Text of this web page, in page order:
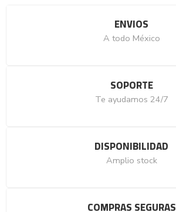
ENVIOS
A todo México
SOPORTE
Te ayudamos 24/7
DISPONIBILIDAD
Amplio stock
COMPRAS SEGURAS